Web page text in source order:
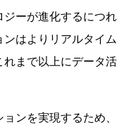
ーが進化するにつれ
はよりリアルタイム
まで以上にデータ活
ンを実現するため、